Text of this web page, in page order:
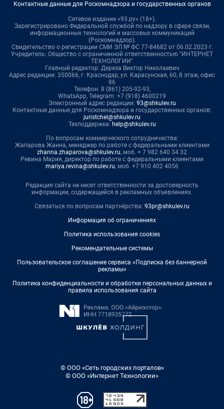
Контактные данные для Роскомнадзора и государственных органов
Сетевое издание «93.ру» (18+).
Зарегистрировано Федеральной службой по надзору в сфере связи,
информационных технологий и массовых коммуникаций
(Роскомнадзор).
Свидетельство о регистрации СМИ ЭЛ № ФС 77-84682 от 06.02.2023 г.
Учредитель: Общество с ограниченной ответственностью "ИНТЕРНЕТ
ТЕХНОЛОГИИ"
Главный редактор: Дереза Виктор Николаевич
Адрес редакции: 350066, г. Краснодар, ул. Карасунская, 60, 8 этаж, офис
86
Телефон: 8 (861) 205-92-93,
WhatsApp, Telegram: +7 (918) 4600219
Электронный адрес редакции: 93@shkulev.ru
Контактные данные для Роскомнадзора и государственных органов:
juristchel@shkulev.ru
Техподдержка: help@shkulev.ru
По вопросам коммерческого сотрудничества:
Жапарова Жанна, менеджер по работе с федеральными клиентами
zhanna.zhaparova@shkulev.ru, моб. + 7 982 640 34 32
Ревина Мария, директор по работе с федеральными клиентами
mariya.revina@shkulev.ru, моб. +7 910 402 4056
Редакция сайта не несет ответственности за достоверность
информации, содержащейся в рекламных объявлениях.
Связаться по вопросам партнёрства: 93pr@shkulev.ru
Информация об ограничениях
Политика использования cookies
Рекомендательные системы
Пользовательское соглашение сервиса «Подписка без баннерной
рекламы»
Политика конфиденциальности и обработки персональных данных и
правила использования сайта
© ООО «Сеть городских порталов»
© ООО «Интернет Технологии»